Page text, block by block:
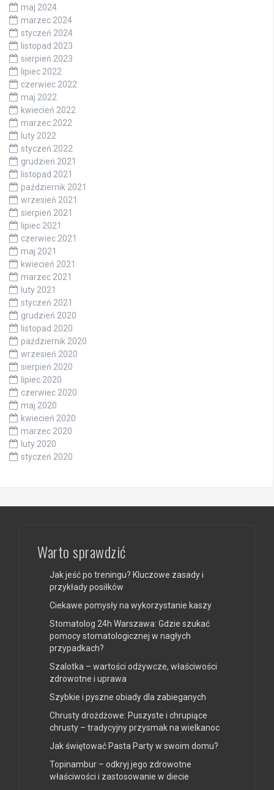
maj 2024
marzec 2024
styczeń 2024
listopad 2023
sierpień 2023
lipiec 2022
czerwiec 2022
maj 2022
kwiecień 2022
marzec 2022
luty 2022
styczeń 2022
grudzień 2021
listopad 2021
październik 2021
wrzesień 2021
sierpień 2021
lipiec 2021
czerwiec 2021
maj 2021
kwiecień 2021
marzec 2021
luty 2021
styczeń 2021
grudzień 2020
listopad 2020
październik 2020
wrzesień 2020
sierpień 2020
lipiec 2020
czerwiec 2020
maj 2020
kwiecień 2020
marzec 2020
luty 2020
styczeń 2020
Warto sprawdzić
Jak jeść po treningu? Kluczowe zasady i
przykłady posiłków
Ciekawe pomysły na wykorzystanie kaszy
Stomatolog 24h Warszawa: Gdzie szukać
pomocy stomatologicznej w nagłych
przypadkach?
Szalotka – wartości odżywcze, właściwości
zdrowotne i uprawa
Szybkie i pyszne obiady dla zabieganych
Chrusty drożdżowe: Puszyste i chrupiące
chrusty – tradycyjny przysmak na wielkanoc
Jak świętować Pasta Party w swoim domu?
Topinambur – odkryj jego zdrowotne
właściwości i zastosowanie w diecie